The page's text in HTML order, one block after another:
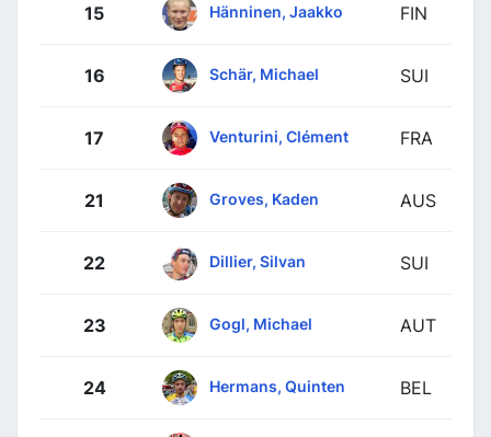
15 Hänninen, Jaakko FIN
16 Schär, Michael SUI
17 Venturini, Clément FRA
21 Groves, Kaden AUS
22 Dillier, Silvan SUI
23 Gogl, Michael AUT
24 Hermans, Quinten BEL